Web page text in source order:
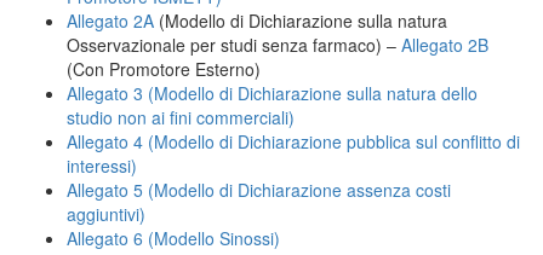
Allegato 2A (Modello di Dichiarazione sulla natura
Osservazionale per studi senza farmaco) – Allegato 2B
(Con Promotore Esterno)
Allegato 3 (Modello di Dichiarazione sulla natura dello
studio non ai fini commerciali)
Allegato 4 (Modello di Dichiarazione pubblica sul conflitto di
interessi)
Allegato 5 (Modello di Dichiarazione assenza costi
aggiuntivi)
Allegato 6 (Modello Sinossi)